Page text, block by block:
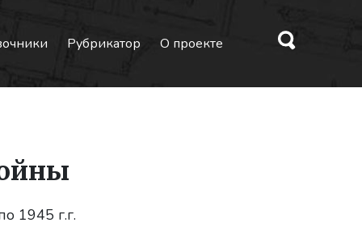
Рубрикатор О проекте
1945 г.г.